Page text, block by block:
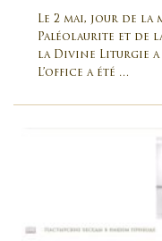
Le 2 mai, jour de la
Paléolaurite et de
la Divine Liturgie a
L’office a été …